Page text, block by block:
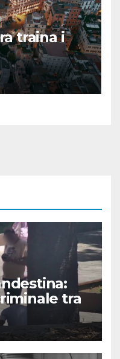
traina i
tra